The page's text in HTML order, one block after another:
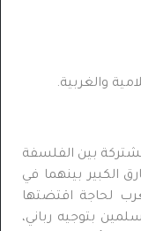
والغربية.
بين الفلسفة
الكبير بينهما في
لحاجة اقتضتها
بتوجيه رباني،